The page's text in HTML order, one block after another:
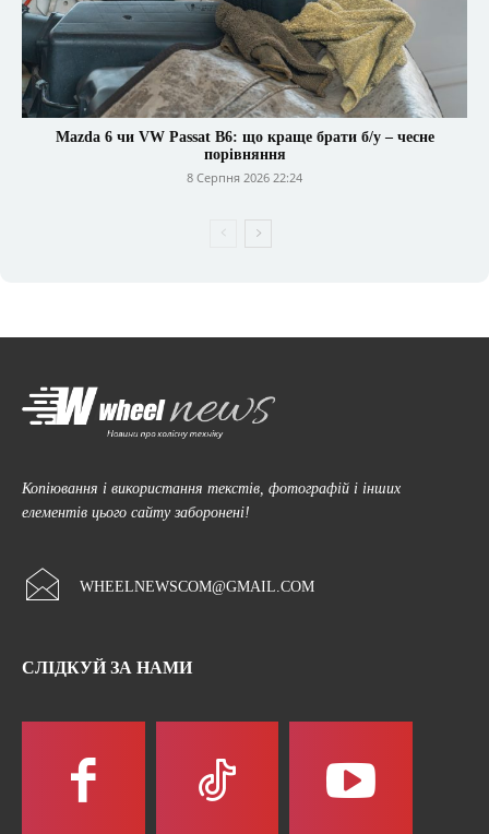
Mazda 6 чи VW Passat B6: що краще брати б/у – чесне
порівняння
8 Серпня 2026 22:24
Копіювання і використання текстів, фотографій і інших
елементів цього сайту заборонені!
WHEELNEWSCOM@GMAIL.COM
СЛІДКУЙ ЗА НАМИ